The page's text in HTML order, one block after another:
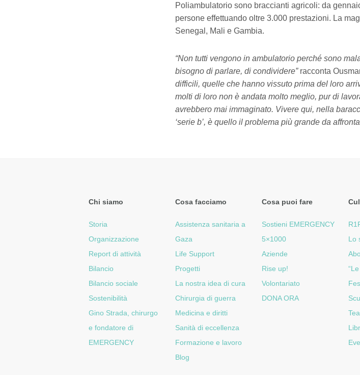
Poliambulatorio sono braccianti agricoli: da
persone effettuando oltre 3.000 prestazioni. La
Senegal, Mali e Gambia.
“Non tutti vengono in ambulatorio perché sono
bisogno di parlare, di condividere” racconta
difficili, quelle che hanno vissuto prima del loro
molti di loro non è andata molto meglio, pur di
avrebbero mai immaginato. Vivere qui, nella
‘serie b’, è quello il problema più grande da
Chi siamo
Storia
Organizzazione
Report di attività
Bilancio
Bilancio sociale
Sostenibilità
Gino Strada, chirurgo
e fondatore di
EMERGENCY
Cosa facciamo
Assistenza sanitaria a
Gaza
Life Support
Progetti
La nostra idea di cura
Chirurgia di guerra
Medicina e diritti
Sanità di eccellenza
Formazione e lavoro
Blog
Cosa puoi fare
Sostieni EMERGENCY
5×1000
Aziende
Rise up!
Volontariato
DONA ORA
Lo